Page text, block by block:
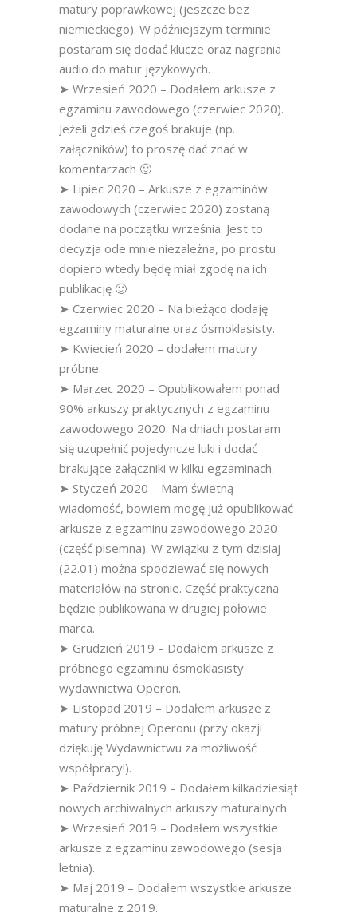
matury poprawkowej (jeszcze bez
niemieckiego). W późniejszym terminie
postaram się dodać klucze oraz nagrania
audio do matur językowych.
➤ Wrzesień 2020 – Dodałem arkusze z
egzaminu zawodowego (czerwiec 2020).
Jeżeli gdzieś czegoś brakuje (np.
załączników) to proszę dać znać w
komentarzach 🙂
➤ Lipiec 2020 – Arkusze z egzaminów
zawodowych (czerwiec 2020) zostaną
dodane na początku września. Jest to
decyzja ode mnie niezależna, po prostu
dopiero wtedy będę miał zgodę na ich
publikację 🙂
➤ Czerwiec 2020 – Na bieżąco dodaję
egzaminy maturalne oraz ósmoklasisty.
➤ Kwiecień 2020 – dodałem matury
próbne.
➤ Marzec 2020 – Opublikowałem ponad
90% arkuszy praktycznych z egzaminu
zawodowego 2020. Na dniach postaram
się uzupełnić pojedyncze luki i dodać
brakujące załączniki w kilku egzaminach.
➤ Styczeń 2020 – Mam świetną
wiadomość, bowiem mogę już opublikować
arkusze z egzaminu zawodowego 2020
(część pisemna). W związku z tym dzisiaj
(22.01) można spodziewać się nowych
materiałów na stronie. Część praktyczna
będzie publikowana w drugiej połowie
marca.
➤ Grudzień 2019 – Dodałem arkusze z
próbnego egzaminu ósmoklasisty
wydawnictwa Operon.
➤ Listopad 2019 – Dodałem arkusze z
matury próbnej Operonu (przy okazji
dziękuję Wydawnictwu za możliwość
współpracy!).
➤ Październik 2019 – Dodałem kilkadziesiąt
nowych archiwalnych arkuszy maturalnych.
➤ Wrzesień 2019 – Dodałem wszystkie
arkusze z egzaminu zawodowego (sesja
letnia).
➤ Maj 2019 – Dodałem wszystkie arkusze
maturalne z 2019.